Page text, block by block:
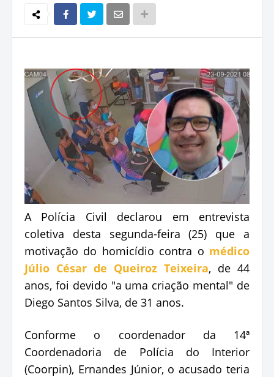
A Polícia Civil declarou em entrevista
coletiva desta segunda-feira (25) que a
motivação do homicídio contra o médico
Júlio César de Queiroz Teixeira, de 44
anos, foi devido "a uma criação mental" de
Diego Santos Silva, de 31 anos.
Conforme o coordenador da 14ª
Coordenadoria de Polícia do Interior
(Coorpin), Ernandes Júnior, o acusado teria